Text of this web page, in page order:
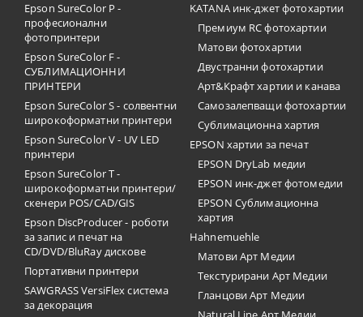
Epson SureColor P -
професионални
фотопринтери
Epson SureColor F -
СУБЛИМАЦИОННИ
ПРИНТЕРИ
Epson SureColor S - солвентни
широкоформатни принтери
Epson SureColor V - UV LED
принтери
Epson SureColor T -
широкоформатни принтери/
скенери POS/CAD/GIS
Epson DiscProducer - роботи
за запис и печат на
CD/DVD/BluRay дискове
Портативни принтери
SAWGRASS VersiFlex система
за декорация
KATANA инк-джет фотохартии
Премиум RC фотохартии
Матови фотохартии
Двустранни фотохартии
Арт&Крафт хартии и канава
Самозалепващи фотохартии
Сублимационна хартия
EPSON хартии за печат
EPSON DryLab медии
EPSON инк-джет фотомедии
EPSON Сублимационна
хартия
Hahnemuehle
Матови Арт Медии
Текстурирани Арт Медии
Гланцови Арт Медии